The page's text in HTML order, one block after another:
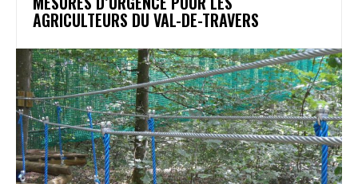
AGRICULTEURS DU VAL-DE-TRAVERS